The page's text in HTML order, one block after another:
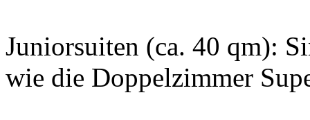
Juniorsuiten (ca. 40 qm):
wie die Doppelzimmer